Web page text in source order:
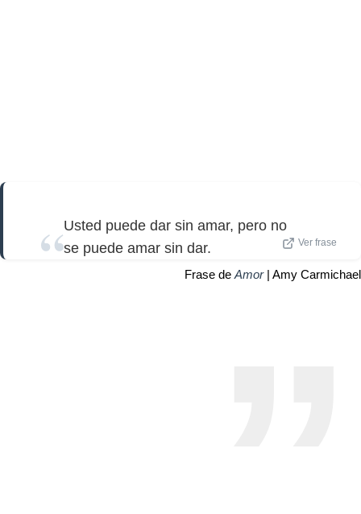
Usted puede dar sin amar, pero no
se puede amar sin dar.
Ver frase
Frase de Amor| Amy Carmichael